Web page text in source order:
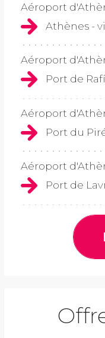
Aéroport
Athènes -
Aéroport
Port de
Aéroport
Port du
Aéroport
Port de